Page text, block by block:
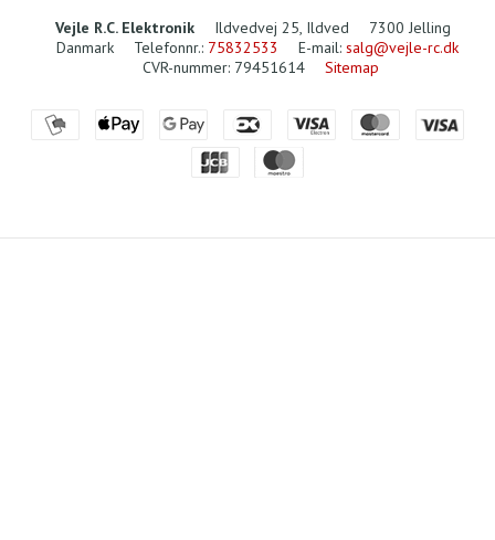
Vejle R.C. Elektronik Ildvedvej 25, Ildved
7300 Jelling
Danmark
Telefonnr.: 75832533 E-mail: salg@vejle-rc.dk
CVR-nummer: 79451614 Sitemap